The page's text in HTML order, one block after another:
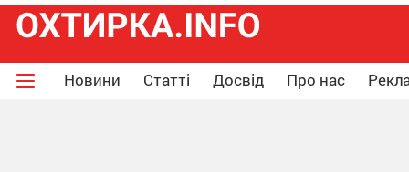
Новини Статті Досвід Про нас